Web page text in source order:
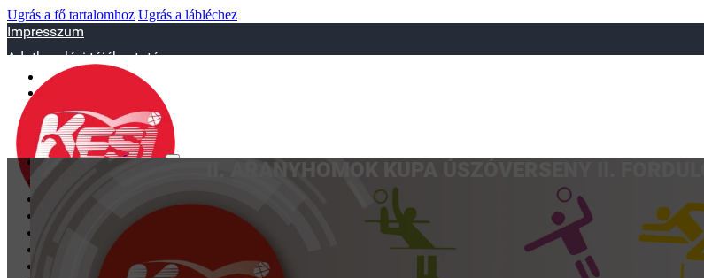
Ugrás a fő tartalomhoz Ugrás a lábléchez
Impresszum
Adatkezelési tájékoztató
sportiskola@juniorsportkft.hu
SZAKOSZTÁLYOK
KAPCSOLAT
II. ARANYHOMOK KUPA ÚSZÓVERSENY II. FORDULÓ